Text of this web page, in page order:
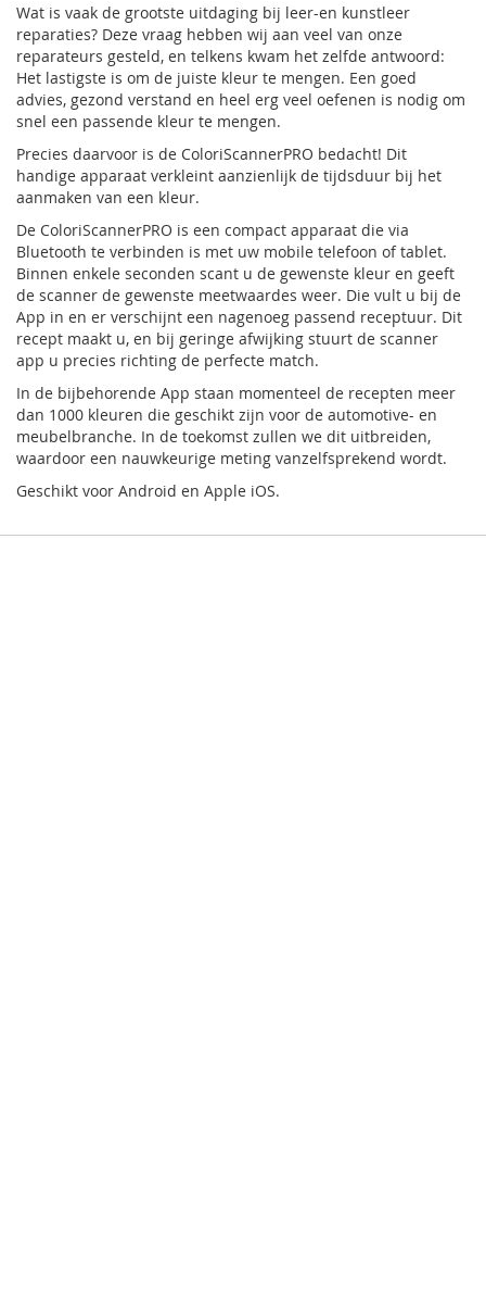
Wat is vaak de grootste uitdaging bij leer-en kunstleer
reparaties? Deze vraag hebben wij aan veel van onze
reparateurs gesteld, en telkens kwam het zelfde antwoord:
Het lastigste is om de juiste kleur te mengen. Een goed
advies, gezond verstand en heel erg veel oefenen is nodig om
snel een passende kleur te mengen.
Precies daarvoor is de ColoriScannerPRO bedacht! Dit
handige apparaat verkleint aanzienlijk de tijdsduur bij het
aanmaken van een kleur.
De ColoriScannerPRO is een compact apparaat die via
Bluetooth te verbinden is met uw mobile telefoon of tablet.
Binnen enkele seconden scant u de gewenste kleur en geeft
de scanner de gewenste meetwaardes weer. Die vult u bij de
App in en er verschijnt een nagenoeg passend receptuur. Dit
recept maakt u, en bij geringe afwijking stuurt de scanner
app u precies richting de perfecte match.
In de bijbehorende App staan momenteel de recepten meer
dan 1000 kleuren die geschikt zijn voor de automotive- en
meubelbranche. In de toekomst zullen we dit uitbreiden,
waardoor een nauwkeurige meting vanzelfsprekend wordt.
Geschikt voor Android en Apple iOS.